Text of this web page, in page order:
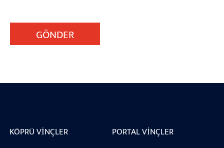
GÖNDER
KÖPRÜ VINÇLER
PORTAL VINÇLER